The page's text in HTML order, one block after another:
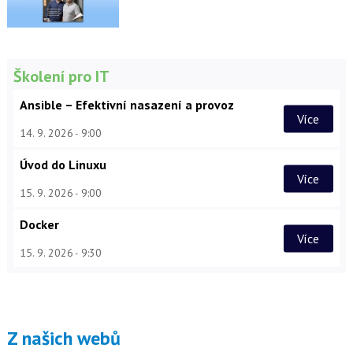
Školení pro IT
Ansible – Efektivní nasazení a provoz
14. 9. 2026 9:00
Více
Úvod do Linuxu
15. 9. 2026 9:00
Více
Docker
15. 9. 2026 9:30
Více
Z našich webů